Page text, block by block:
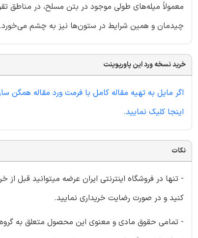
معمولاً میله‌های طولی موجود در بتن مسلح، در مناطق
چیدمان و همین شرایط در ستون‌ها نیز به چشم می‌خورد.
خرید نسخه ورد این پاورپوینت
اگر مایل به تهیه مقاله کامل با فرمت ورد مقاله همگن
اینجا کلیک نمایید.
نکات
- تنها در فروشگاه اینترنتی ایران عرضه میتوانید قبل
کنید و در صورت رضایت خریداری نمایید.
- تمامی حقوق مادی و معنوی این محصول متعلق به گروه